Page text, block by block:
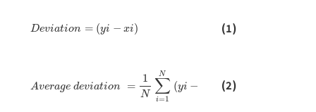
Deviation = (yi − xi)
Deviat io n=y i-xi (1)
Average deviation =
1
N ∑
i=1
N
(yi −
Averagedeviati on =1 N∑ i=1 N (2)